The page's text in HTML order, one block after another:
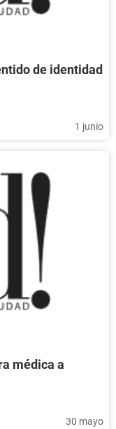
de identidad
1 junio
médica a
30 mayo